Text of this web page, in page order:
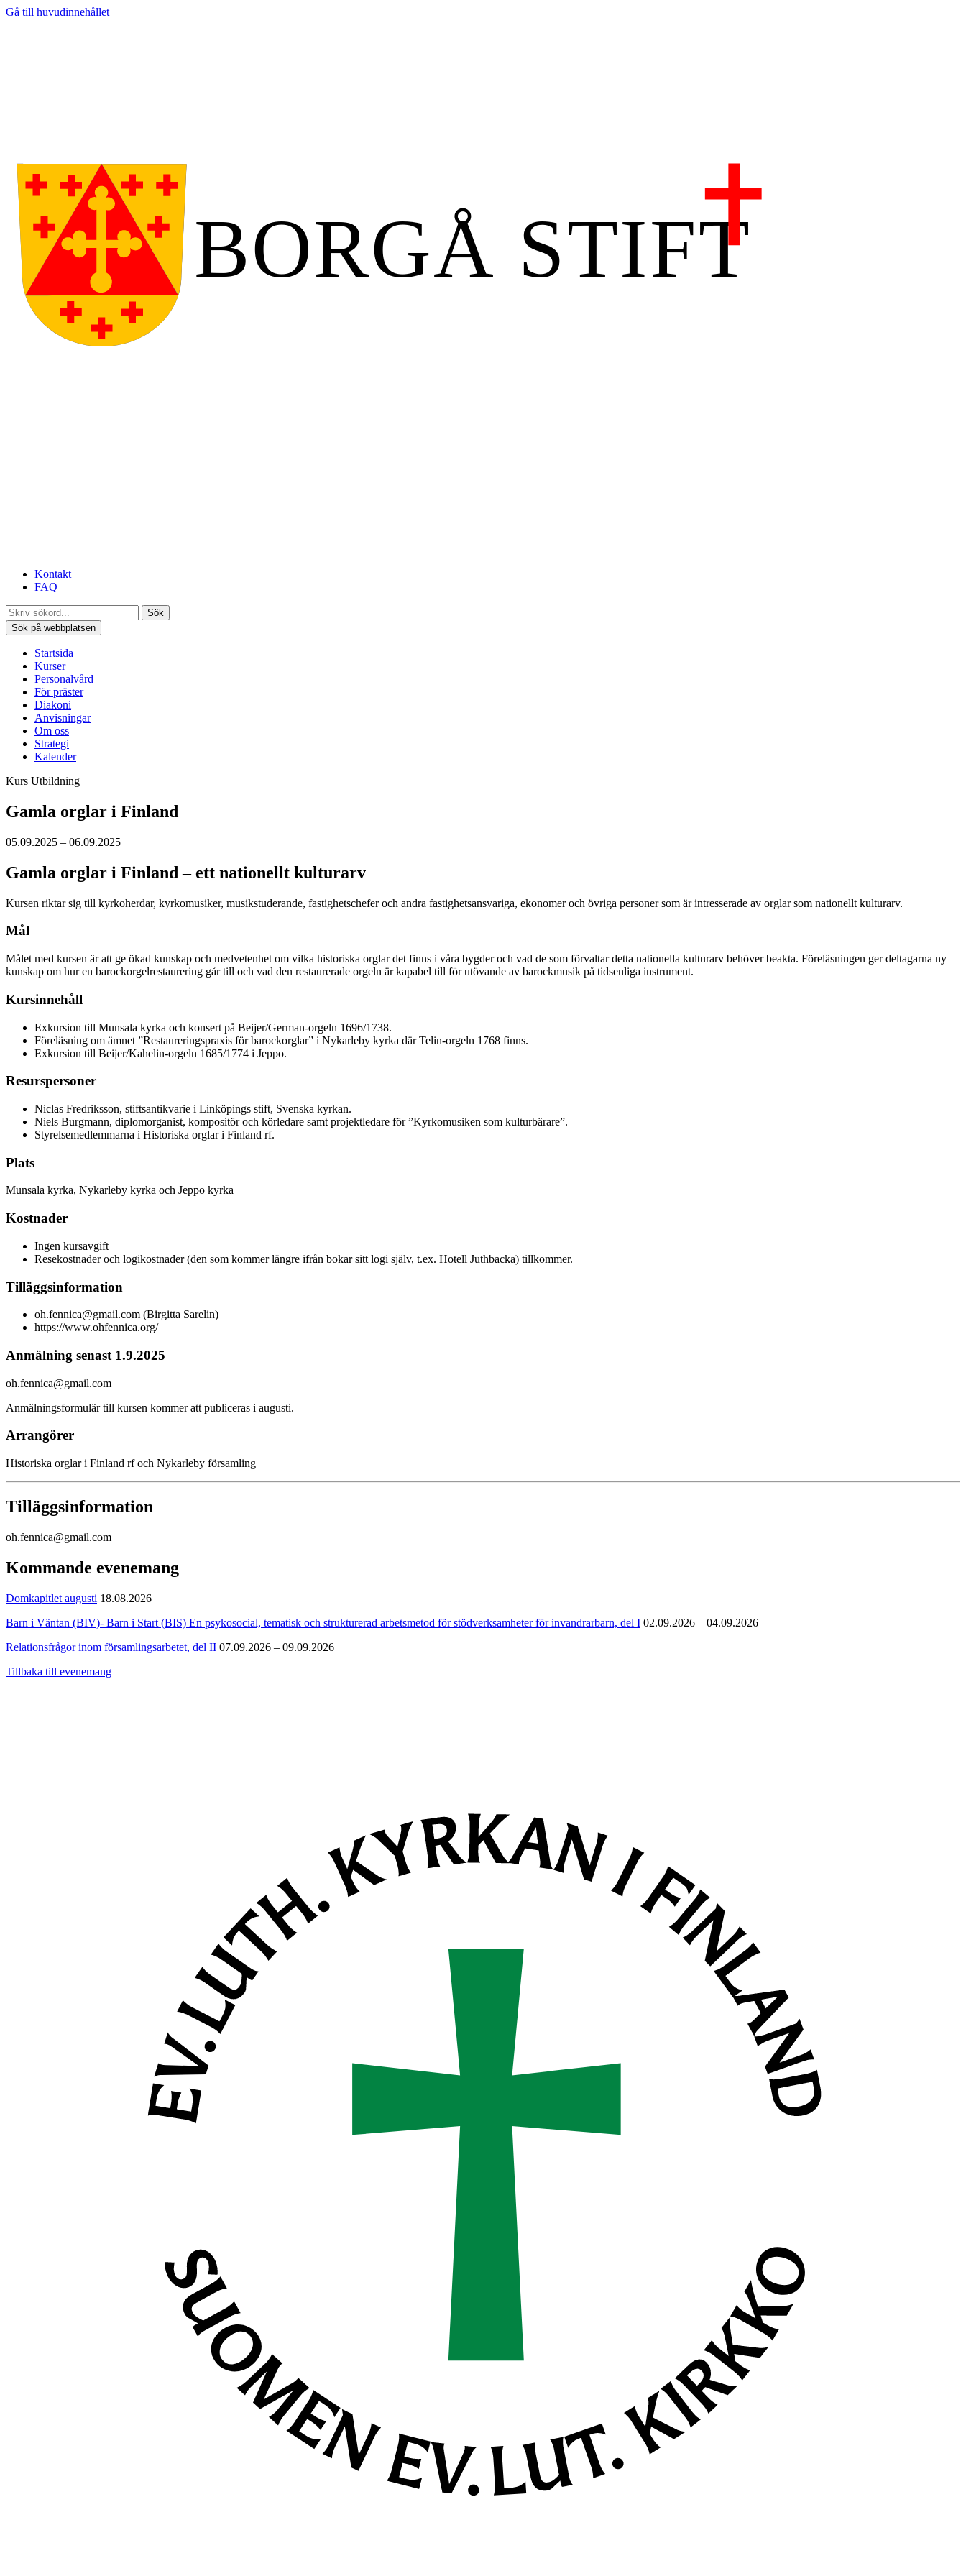
Gå till huvudinnehållet
Kontakt
FAQ
Sök
Sök på webbplatsen
Startsida
Kurser
Personalvård
För präster
Diakoni
Anvisningar
Om oss
Strategi
Kalender
Kurs Utbildning
Gamla orglar i Finland
05.09.2025 – 06.09.2025
Gamla orglar i Finland – ett nationellt kulturarv
Kursen riktar sig till kyrkoherdar, kyrkomusiker, musikstuderande, fastighetschefer och and­ra fastighets­ansva­riga, ekonomer och övriga personer som är intresserade av orglar som natio­nellt kulturarv.
Mål
Målet med kursen är att ge ökad kunskap och medvetenhet om vilka historiska orglar det finns i våra bygder och vad de som förvaltar detta nationella kulturarv behöver beakta. Föreläs­ningen ger deltagarna ny
kunskap om hur en barockorgelrestaurering går till och vad den restau­rerade orgeln är kapabel till för utövande av barockmusik på tidsenliga instrument.
Kursinnehåll
Exkursion till Munsala kyrka och konsert på Beijer/German-orgeln 1696/1738.
Föreläsning om ämnet ”Restaureringspraxis för barockorglar” i Ny­kar­leby kyrka där Telin-orgeln 1768 finns.
Exkursion till Beijer/Kahelin-orgeln 1685/1774 i Jeppo.
Resurspersoner
Niclas Fredriksson, stiftsantikvarie i Linköpings stift, Svenska kyrkan.
Niels Burgmann, diplomorganist, kompositör och körledare samt projektledare för ”Kyrko­musiken som kulturbärare”.
Styrelsemedlemmarna i Historiska orglar i Finland rf.
Plats
Munsala kyrka, Nykarleby kyrka och Jeppo kyrka
Kostnader
Ingen kursavgift
Resekostnader och logikostnader (den som kommer längre ifrån bokar sitt logi själv, t.ex. Hotell Juthbacka) tillkommer.
Tilläggsinformation
oh.fennica@gmail.com (Birgitta Sarelin)
https://www.ohfennica.org/
Anmälning senast 1.9.2025
oh.fennica@gmail.com
Anmälningsformulär till kursen kommer att publiceras i augusti.
Arrangörer
Historiska orglar i Finland rf och Nykarleby församling
Tilläggsinformation
oh.fennica@gmail.com
Kommande evenemang
Domkapitlet augusti 18.08.2026
Barn i Väntan (BIV)- Barn i Start (BIS) En psykosocial, tematisk och strukturerad arbetsmetod för stödverksamheter för invandrarbarn, del I 02.09.2026 – 04.09.2026
Relationsfrågor inom församlingsarbetet, del II 07.09.2026 – 09.09.2026
Tillbaka till evenemang